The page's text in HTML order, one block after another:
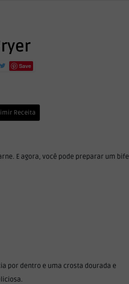
Save
Receita
E agora, você pode preparar um bife
por dentro e uma crosta dourada e